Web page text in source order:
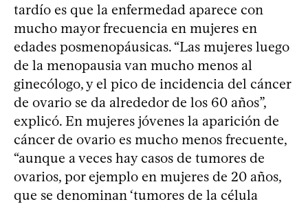
tardío es que la enfermedad aparece con
mucho mayor frecuencia en mujeres en
edades posmenopáusicas. “Las mujeres luego
de la menopausia van mucho menos al
ginecólogo, y el pico de incidencia del cáncer
de ovario se da alrededor de los 60 años”,
explicó. En mujeres jóvenes la aparición de
cáncer de ovario es mucho menos frecuente,
“aunque a veces hay casos de tumores de
ovarios, por ejemplo en mujeres de 20 años,
que se denominan ‘tumores de la célula